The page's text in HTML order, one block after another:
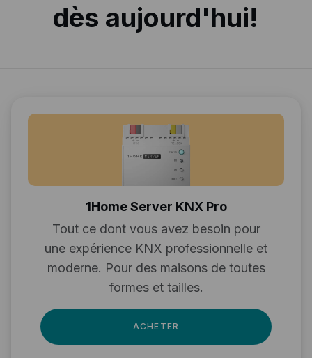
dès aujourd'hui!
1Home Server KNX Pro
Tout ce dont vous avez besoin pour
une expérience KNX professionnelle et
moderne. Pour des maisons de toutes
formes et tailles.
ACHETER